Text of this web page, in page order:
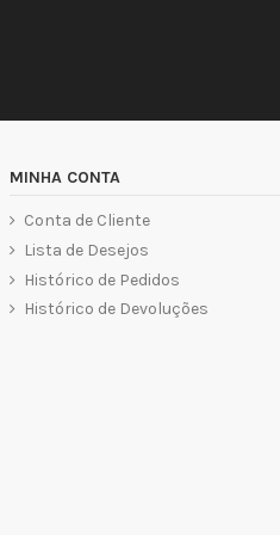
MINHA CONTA
Conta de Cliente
Lista de Desejos
Histórico de Pedidos
Histórico de Devoluções